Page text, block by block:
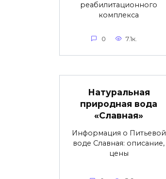
реабилитационного
комплекса
0 7.1к.
Натуральная
природная вода
«Славная»
Информация о Питьевой
воде Славная: описание,
цены